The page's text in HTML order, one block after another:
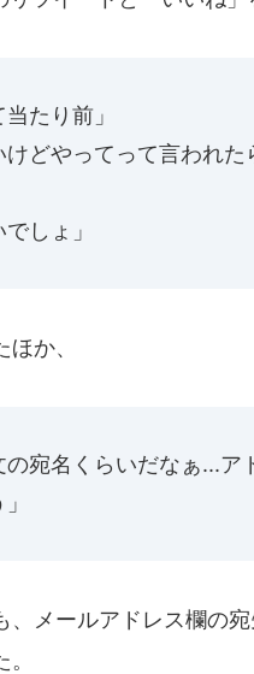
たり前」
どやってって言われた
しょ」
か、
宛名くらいだなぁ...ア
メールアドレス欄の